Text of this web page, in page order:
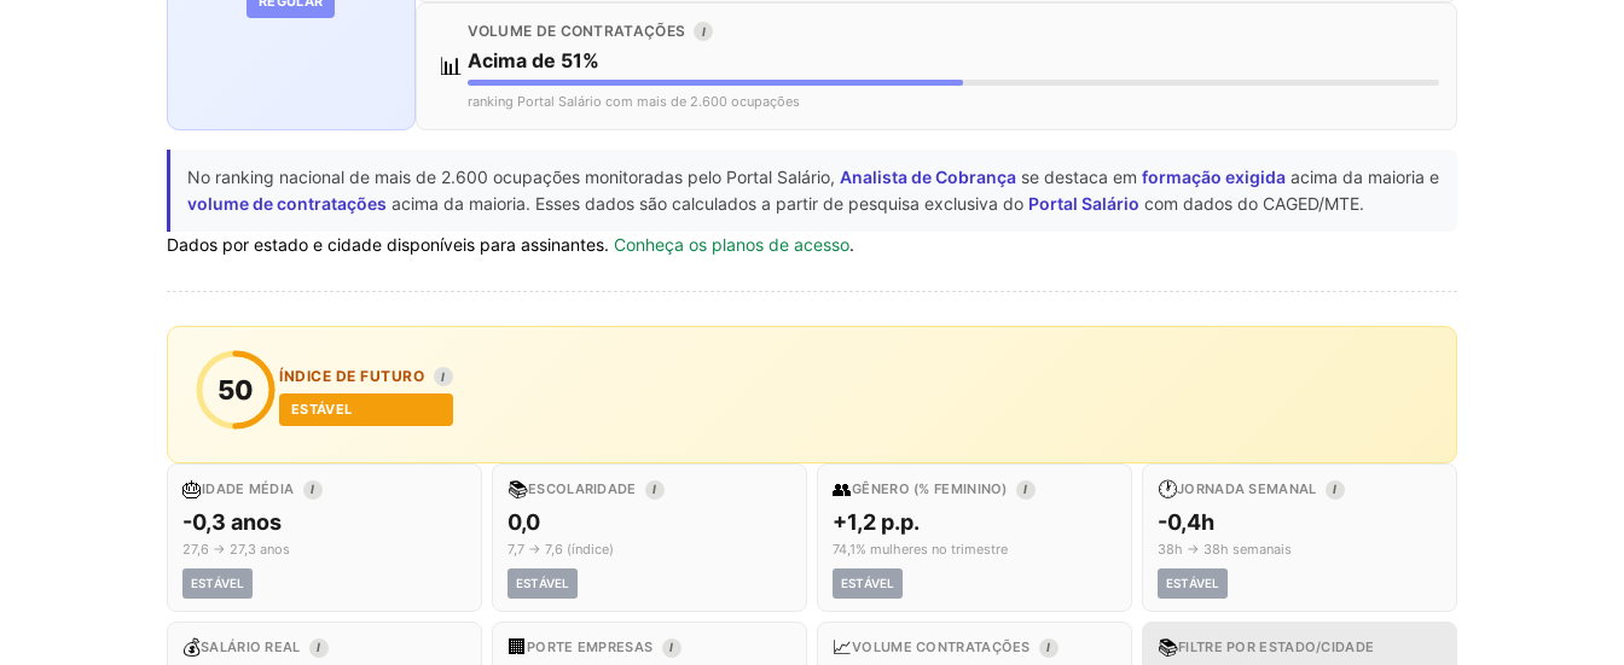
📊
VOLUME DE CONTRATAÇÕES I
Acima de 51%
ranking Portal Salário com mais de 2.600 ocupações
No ranking nacional de mais de 2.600 ocupações monitoradas pelo Portal Salário, Analista de Cobrança se destaca em formação exigida acima da maioria e
volume de contratações acima da maioria. Esses dados são calculados a partir de pesquisa exclusiva do Portal Salário com dados do CAGED/MTE.
Dados por estado e cidade disponíveis para assinantes. Conheça os planos de acesso.
50 ÍNDICE DE FUTURO I
ESTÁVEL
🎂IDADE MÉDIA I
-0,3 anos
27,6 → 27,3 anos
ESTÁVEL
📚ESCOLARIDADE I
0,0
7,7 → 7,6 (índice)
ESTÁVEL
👥GÊNERO (% FEMININO) I
+1,2 p.p.
74,1% mulheres no trimestre
ESTÁVEL
🕐JORNADA SEMANAL I
-0,4h
38h → 38h semanais
ESTÁVEL
💰SALÁRIO REAL I 🏢 PORTE EMPRESAS I 📈VOLUME CONTRATAÇÕES I 📚FILTRE POR ESTADO/CIDADE